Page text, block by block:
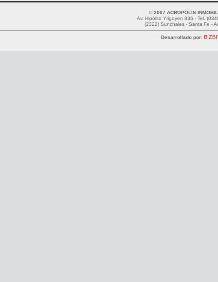
© 2007 ACROPOLIS
Av. Hipólito Yrigoyen 836 - Tel.
(2322) Sunchales - Santa Fe -
Desarrollado por: